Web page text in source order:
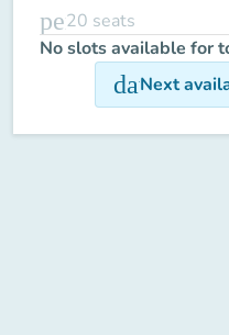
person
20 seats
No slots available for
Next